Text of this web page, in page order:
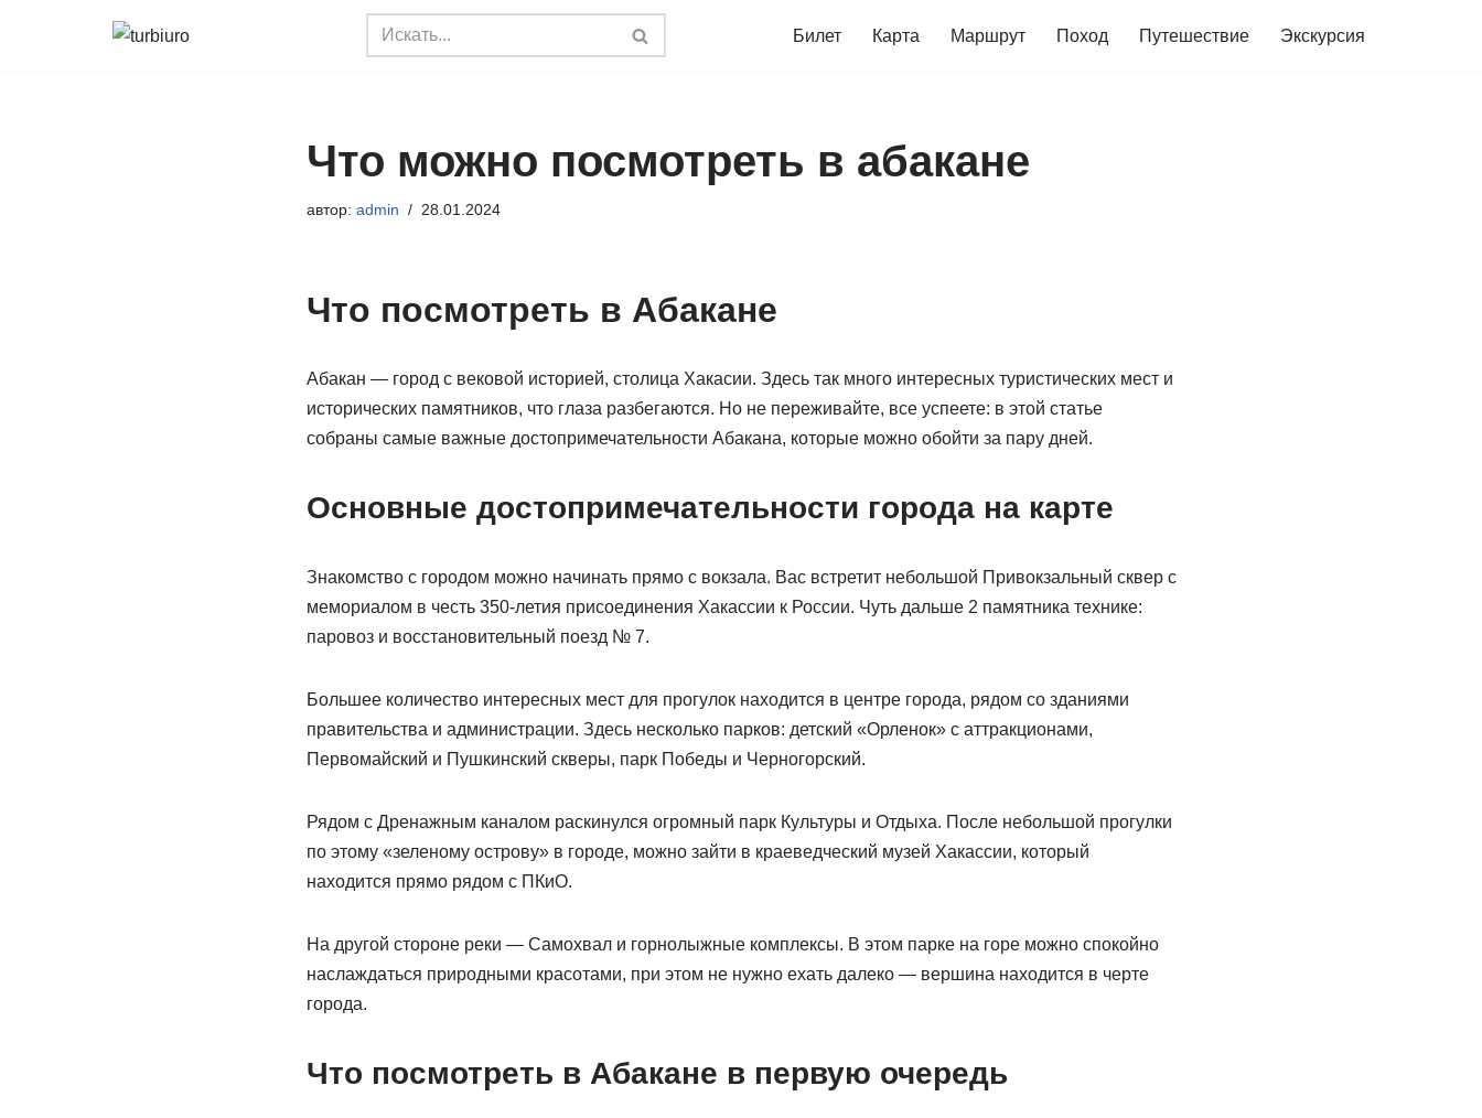
Билет Карта Маршрут Поход Путешествие Экскурсия
Что можно посмотреть в абакане
автор: admin 28.01.2024
Что посмотреть в Абакане
Абакан — город с вековой историей, столица Хакасии. Здесь так много интересных туристических мест и
исторических памятников, что глаза разбегаются. Но не переживайте, все успеете: в этой статье
собраны самые важные достопримечательности Абакана, которые можно обойти за пару дней.
Основные достопримечательности города на карте
Знакомство с городом можно начинать прямо с вокзала. Вас встретит небольшой Привокзальный сквер с
мемориалом в честь 350-летия присоединения Хакассии к России. Чуть дальше 2 памятника технике:
паровоз и восстановительный поезд № 7.
Большее количество интересных мест для прогулок находится в центре города, рядом со зданиями
правительства и администрации. Здесь несколько парков: детский «Орленок» с аттракционами,
Первомайский и Пушкинский скверы, парк Победы и Черногорский.
Рядом с Дренажным каналом раскинулся огромный парк Культуры и Отдыха. После небольшой прогулки
по этому «зеленому острову» в городе, можно зайти в краеведческий музей Хакассии, который
находится прямо рядом с ПКиО.
На другой стороне реки — Самохвал и горнолыжные комплексы. В этом парке на горе можно спокойно
наслаждаться природными красотами, при этом не нужно ехать далеко — вершина находится в черте
города.
Что посмотреть в Абакане в первую очередь